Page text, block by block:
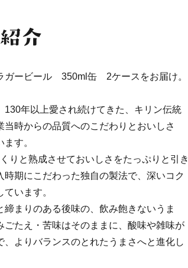
ガービール 350ml缶 2ケースをお届け。
130年以上愛され続けてきた、キリン伝統
時からの品質へのこだわりとおいしさ
す。
りと熟成させておいしさをたっぷりと引き
時期にこだわった独自の製法で、深いコク
います。
まりのある後味の、飲み飽きないうま
ごたえ・苦味はそのままに、酸味や雑味が
、よりバランスのとれたうまさへと進化し